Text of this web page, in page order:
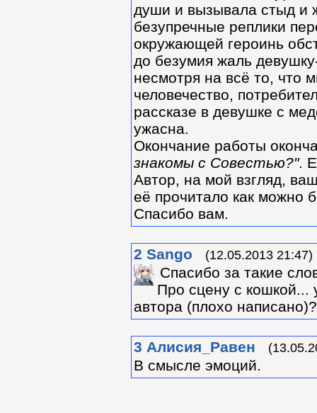
души и вызывала стыд и
безупречные реплики
окружающей героинь
до безумия жаль
несмотря на всё то, что
человечество,
рассказе в девушке с
ужасна.
Окончание работы
знакомы с Совестью?".
Автор, на мой взгляд,
её прочитало как можно
Спасибо вам.
2 Sango (12.05.2013 21:47)
Спасибо за такие
Про сцену с
автора (плохо написано)?
3 Алиcия_Равен
В смысле эмоций.